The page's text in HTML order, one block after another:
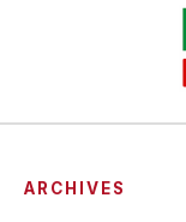
ARCHIVES